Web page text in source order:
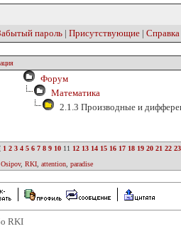
пароль | Присутствующие | Справка
Форум
Математика
2.1.3 Производные и
1 2 3 4 5 6 7 8 9 10 11 12 13 14 15 16 17 18 19 20 21 22 23
, RKI attention paradise
RKI